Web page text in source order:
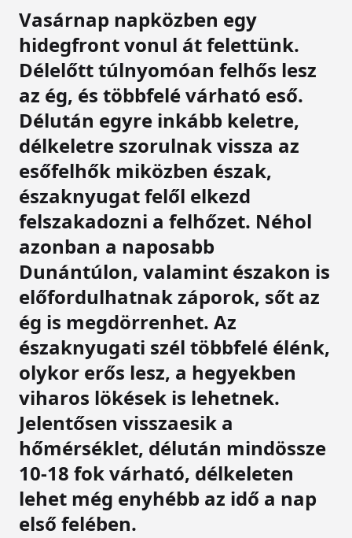
Vasárnap napközben egy
hidegfront vonul át felettünk.
Délelőtt túlnyomóan felhős lesz
az ég, és többfelé várható eső.
Délután egyre inkább keletre,
délkeletre szorulnak vissza az
esőfelhők miközben észak,
északnyugat felől elkezd
felszakadozni a felhőzet. Néhol
azonban a naposabb
Dunántúlon, valamint északon is
előfordulhatnak záporok, sőt az
ég is megdörrenhet. Az
északnyugati szél többfelé élénk,
olykor erős lesz, a hegyekben
viharos lökések is lehetnek.
Jelentősen visszaesik a
hőmérséklet, délután mindössze
10-18 fok várható, délkeleten
lehet még enyhébb az idő a nap
első felében.